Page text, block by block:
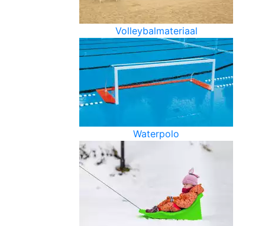
Volleybalmateriaal
Waterpolo